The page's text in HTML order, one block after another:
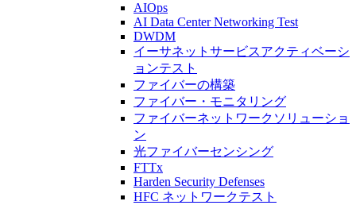
AIOps
AI Data Center Networking Test
DWDM
イーサネットサービスアクティベーシ
ョンテスト
ファイバーの構築
ファイバー・モニタリング
ファイバーネットワークソリューショ
ン
光ファイバーセンシング
FTTx
Harden Security Defenses
HFC ネットワークテスト